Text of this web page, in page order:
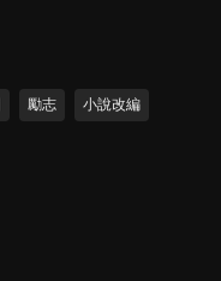
勵志 小說改編